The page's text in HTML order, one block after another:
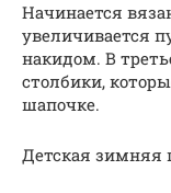
Начинается
увеличивается
накидом. В
столбики,
шапочке.
Детская зимняя